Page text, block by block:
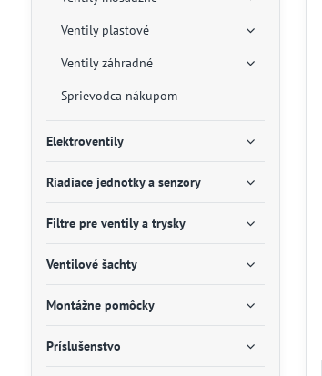
Ventily plastové
Ventily záhradné
Sprievodca nákupom
Elektroventily
Riadiace jednotky a senzory
Filtre pre ventily a trysky
Ventilové šachty
Montážne pomôcky
Príslušenstvo